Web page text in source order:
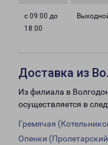
с 09:00 до
18:00
Доставка из
Из филиала в
осуществляется в
Гремячая
Опенки